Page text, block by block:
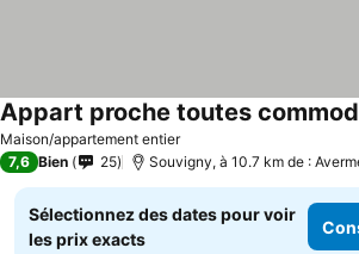
Maison/appartement entier
Appart proche toutes
7,6 Bien 25 Souvigny, à 10.7 km de :
Sélectionnez des dates pour voir
les prix exacts